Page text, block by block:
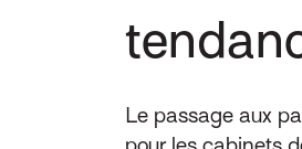
Le passage aux